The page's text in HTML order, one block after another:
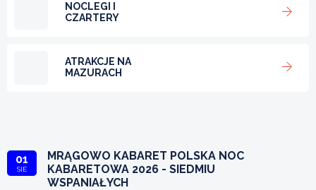
NOCLEGI I
CZARTERY
ATRAKCJE NA
MAZURACH
01
SIE
MRĄGOWO KABARET POLSKA NOC
KABARETOWA 2026 - SIEDMIU
WSPANIAŁYCH